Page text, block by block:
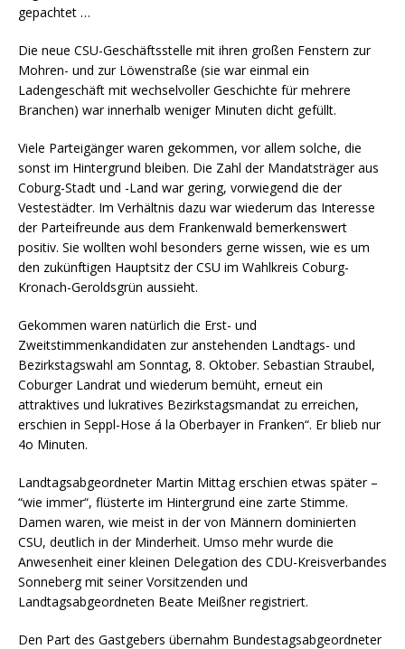
gepachtet …
Die neue CSU-Geschäftsstelle mit ihren großen Fenstern zur
Mohren- und zur Löwenstraße (sie war einmal ein
Ladengeschäft mit wechselvoller Geschichte für mehrere
Branchen) war innerhalb weniger Minuten dicht gefüllt.
Viele Parteigänger waren gekommen, vor allem solche, die
sonst im Hintergrund bleiben. Die Zahl der Mandatsträger aus
Coburg-Stadt und -Land war gering, vorwiegend die der
Vestestädter. Im Verhältnis dazu war wiederum das Interesse
der Parteifreunde aus dem Frankenwald bemerkenswert
positiv. Sie wollten wohl besonders gerne wissen, wie es um
den zukünftigen Hauptsitz der CSU im Wahlkreis Coburg-
Kronach-Geroldsgrün aussieht.
Gekommen waren natürlich die Erst- und
Zweitstimmenkandidaten zur anstehenden Landtags- und
Bezirkstagswahl am Sonntag, 8. Oktober. Sebastian Straubel,
Coburger Landrat und wiederum bemüht, erneut ein
attraktives und lukratives Bezirkstagsmandat zu erreichen,
erschien in Seppl-Hose á la Oberbayer in Franken“. Er blieb nur
4o Minuten.
Landtagsabgeordneter Martin Mittag erschien etwas später –
“wie immer“, flüsterte im Hintergrund eine zarte Stimme.
Damen waren, wie meist in der von Männern dominierten
CSU, deutlich in der Minderheit. Umso mehr wurde die
Anwesenheit einer kleinen Delegation des CDU-Kreisverbandes
Sonneberg mit seiner Vorsitzenden und
Landtagsabgeordneten Beate Meißner registriert.
Den Part des Gastgebers übernahm Bundestagsabgeordneter